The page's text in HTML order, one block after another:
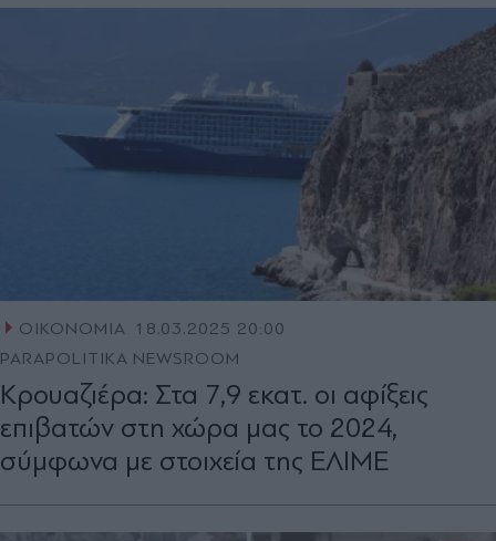
ΟΙΚΟΝΟΜΙΑ 18.03.2025 20:00
PARAPOLITIKA NEWSROOM
Κρουαζιέρα: Στα 7,9 εκατ. οι αφίξεις
επιβατών στη χώρα μας το 2024,
σύμφωνα με στοιχεία της ΕΛΙΜΕ